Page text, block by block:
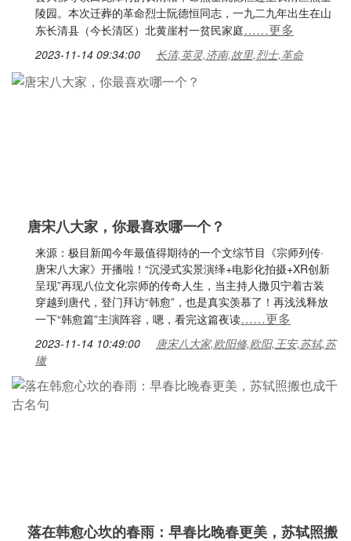
陵园。本次迁葬的革命烈士阮德恒同志，一九二九年出生在山
东长清县（今长清区）北黄崖村一贫民家庭……更多
2023-11-14 09:34:00 长清,英灵,济南,故里,烈士,革命
唐宋八大家，你最喜欢哪一个？
来源：极目新闻今年最值得期待的一个文综节目《宗师列传·
唐宋八大家》开播啦！“沉浸式实景演绎+电影化拍摄+XR创新
呈现”再现八位文化宗师的传奇人生，当主持人撒贝宁着古装
穿越到唐代，登门拜访“韩愈”，也是真实羡慕了！再浅浅释放
一下“韩愈篇”主演阵容，嗯，看完这篇夜读……更多
2023-11-14 10:49:00
唐宋八大家,欧阳修,欧阳,王安,苏轼,苏
辙
落在韩愈心坎的春雨：早春比晚春更美，苏轼照搬